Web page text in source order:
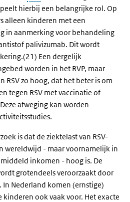
hierbij een belangrijke rol. Op
alleen kinderen met een
in aanmerking voor behandeling
palivizumab. Dit wordt
Een dergelijk
worden in het RVP, maar
RSV zo hoog, dat het beter is om
tegen RSV met vaccinatie of
afweging kan worden
is dat de ziektelast van RSV-
wereldwijd - maar voornamelijk in
inkomen - hoog is. De
grotendeels veroorzaakt door
In Nederland komen (ernstige)
ook vaak voor. Het exacte